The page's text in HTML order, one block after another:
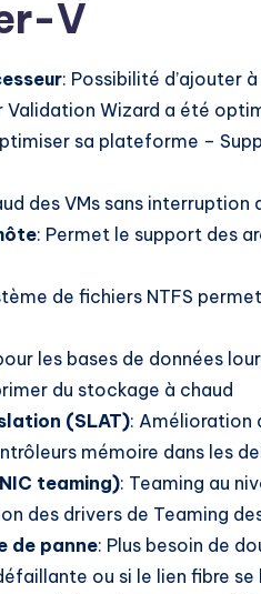
V
: Possibilité d’ajouter
Validation Wizard a été
sa plateforme –
des VMs sans interruption
: Permet le support des
de fichiers NTFS
les bases de données
du stockage à chaud
(SLAT): Amélioration
mémoire dans les
teaming): Teaming au
des drivers de Teaming
de panne: Plus besoin de
ou si le lien fibre se